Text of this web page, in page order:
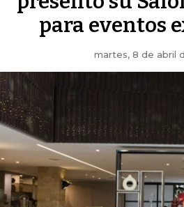
para eventos
martes, 8 de abril